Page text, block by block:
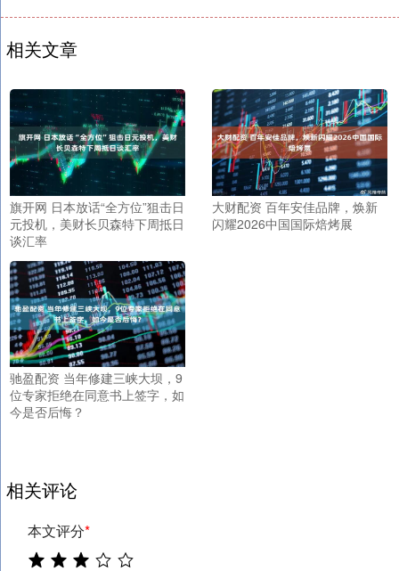
相关文章
旗开网 日本放话“全方位”狙击日
元投机，美财长贝森特下周抵日
谈汇率
大财配资 百年安佳品牌，焕新
闪耀2026中国国际焙烤展
驰盈配资 当年修建三峡大坝，9
位专家拒绝在同意书上签字，如
今是否后悔？
相关评论
本文评分*